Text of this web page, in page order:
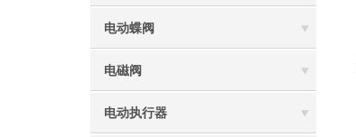
电动蝶阀
电磁阀
电动执行器